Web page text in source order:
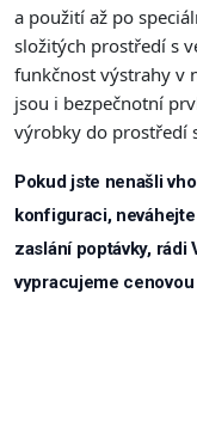
a použití až po
složitých prostředí s
funkčnost výstrahy v
jsou i bezpečnotní
výrobky do prostředí
Pokud jste nenašli
konfiguraci,
zaslání poptávky, rádi
vypracujeme